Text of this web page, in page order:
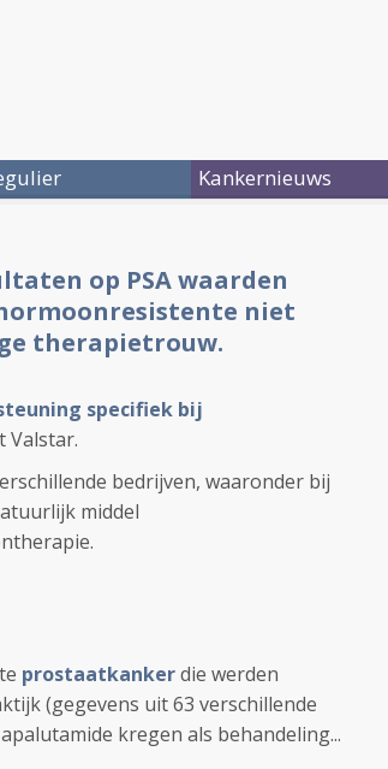
Kankernieuws
op PSA waarden
niet
therapietrouw.
specifiek bij
Valstar.
bedrijven, waaronder bij
middel
prostaatkankerdie werden
(gegevens uit 63 verschillende
kregen als behandeling...